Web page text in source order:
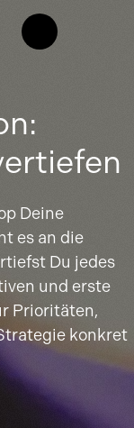
Deine
es an die
Du jedes
und erste
Prioritäten,
konkret